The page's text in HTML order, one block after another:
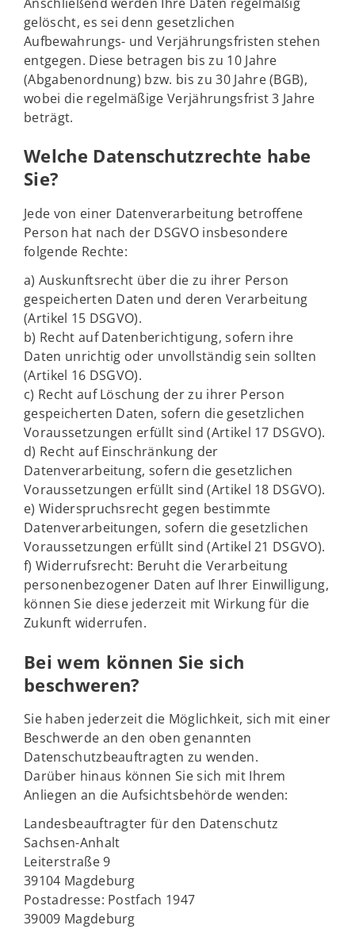
gelöscht, es sei denn gesetzlichen
Aufbewahrungs- und Verjährungsfristen stehen
entgegen. Diese betragen bis zu 10 Jahre
(Abgabenordnung) bzw. bis zu 30 Jahre (BGB),
wobei die regelmäßige Verjährungsfrist 3 Jahre
beträgt.
Welche Datenschutzrechte habe
Sie?
Jede von einer Datenverarbeitung betroffene
Person hat nach der DSGVO insbesondere
folgende Rechte:
a) Auskunftsrecht über die zu ihrer Person
gespeicherten Daten und deren Verarbeitung
(Artikel 15 DSGVO).
b) Recht auf Datenberichtigung, sofern ihre
Daten unrichtig oder unvollständig sein sollten
(Artikel 16 DSGVO).
c) Recht auf Löschung der zu ihrer Person
gespeicherten Daten, sofern die gesetzlichen
Voraussetzungen erfüllt sind (Artikel 17 DSGVO).
d) Recht auf Einschränkung der
Datenverarbeitung, sofern die gesetzlichen
Voraussetzungen erfüllt sind (Artikel 18 DSGVO).
e) Widerspruchsrecht gegen bestimmte
Datenverarbeitungen, sofern die gesetzlichen
Voraussetzungen erfüllt sind (Artikel 21 DSGVO).
f) Widerrufsrecht: Beruht die Verarbeitung
personenbezogener Daten auf Ihrer Einwilligung,
können Sie diese jederzeit mit Wirkung für die
Zukunft widerrufen.
Bei wem können Sie sich
beschweren?
Sie haben jederzeit die Möglichkeit, sich mit einer
Beschwerde an den oben genannten
Datenschutzbeauftragten zu wenden.
Darüber hinaus können Sie sich mit Ihrem
Anliegen an die Aufsichtsbehörde wenden:
Landesbeauftragter für den Datenschutz
Sachsen-Anhalt
Leiterstraße 9
39104 Magdeburg
Postadresse: Postfach 1947
39009 Magdeburg